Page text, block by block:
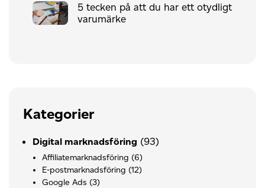
5 tecken på att du har ett otydligt
varumärke
Kategorier
Digital marknadsföring (93)
Affiliatemarknadsföring (6)
E-postmarknadsföring (12)
Google Ads (3)